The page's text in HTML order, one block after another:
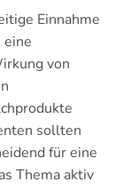
Einnahme
eine
von
sollten
für eine
Thema aktiv